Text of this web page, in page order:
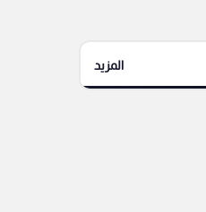
المزيد